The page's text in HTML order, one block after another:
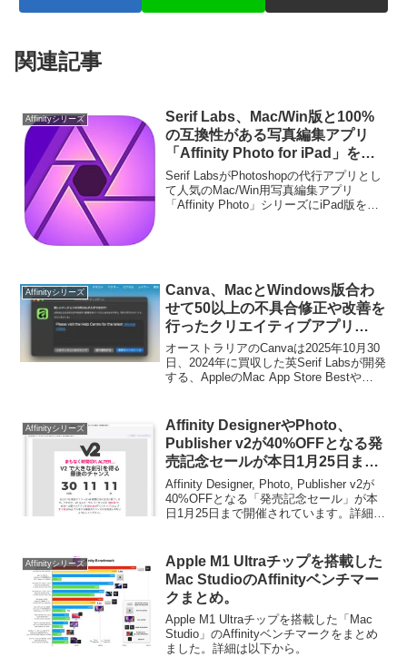
関連記事
Affinityシリーズ
Serif Labs、Mac/Win版と100%
の互換性がある写真編集アプリ
「Affinity Photo for iPad」を発
売。
Serif LabsがPhotoshopの代行アプリとし
て人気のMac/Win用写真編集アプリ
「Affinity Photo」シリーズにiPad版を追
Affinityシリーズ
Canva、MacとWindows版合わ
せて50以上の不具合修正や改善を
行ったクリエイティブアプリ
「Affinity v3.0.2」をリリース。
オーストラリアのCanvaは2025年10月30
日、2024年に買収した英Serif Labsが開発
する、AppleのMac App Store Bestや
エイティブアプリ「Affinity V2 Photo、
Designer、 Publisher」の後継アプリとな
る「Affinity v3.0.0 by Canva」を無償で
リリースしましたが、現地時間2025年12
月07日付けで「Affinity v3.0.2」アップデ
ートがリリースされています。
Affinityシリーズ
Affinity DesignerやPhoto、
Publisher v2が40%OFFとなる発
売記念セールが本日1月25日まで
開催中。
Affinity Designer, Photo, Publisher v2が
40%OFFとなる「発売記念セール」が本
日1月25日まで開催されています。詳細は
Affinityシリーズ
Apple M1 Ultraチップを搭載した
Mac StudioのAffinityベンチマー
クまとめ。
Apple M1 Ultraチップを搭載した「Mac
Studio」のAffinityベンチマークをまとめ
ました。詳細は以下から。